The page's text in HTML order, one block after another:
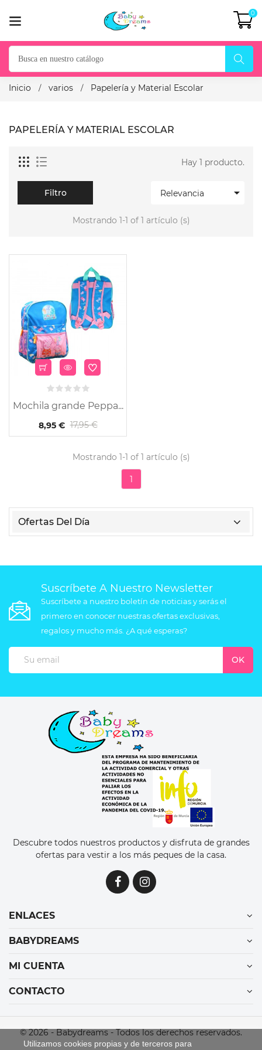
Utilizamos cookies propias y de terceros para
0
Inicio varios Papelería y Material Escolar
PAPELERÍA Y MATERIAL ESCOLAR
Hay 1 producto.
Relevancia 
Filtro
Mostrando 1-1 of 1 artículo (s)
Mochila grande Peppa...
8,95 € 17,95 €
Mostrando 1-1 of 1 artículo (s)
1
Ofertas Del Día
Suscríbete A Nuestro Newsletter
Suscríbete a nuestro boletín de noticias y serás el
primero en conocer nuestras ofertas exclusivas,
regalos y mucho más. ¿A qué esperas?
Descubre todos nuestros productos y disfruta de grandes
ofertas para vestir a los más peques de la casa.
ENLACES
BABYDREAMS
MI CUENTA
CONTACTO
© 2026 - Babydreams - Todos los derechos reservados.